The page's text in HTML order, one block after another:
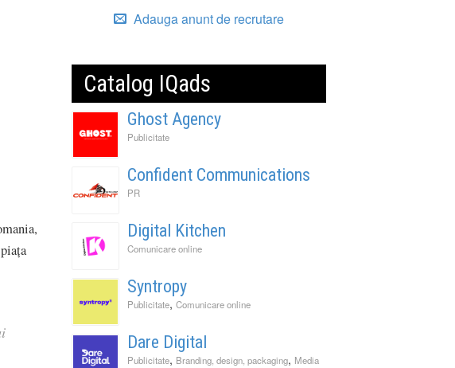
Adauga anunt de recrutare
Catalog IQads
Ghost Agency
Publicitate
Confident Communications
PR
Digital Kitchen
Comunicare online
Syntropy
Publicitate, Comunicare online
Dare Digital
Publicitate, Branding, design, packaging, Media